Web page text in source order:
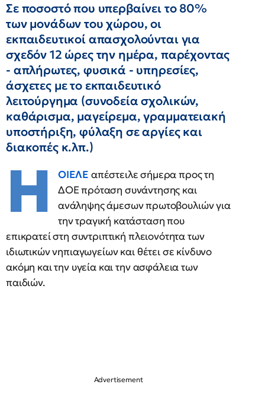
Σε ποσοστό που υπερβαίνει το 80%
των μονάδων του χώρου, οι
εκπαιδευτικοί απασχολούνται για
σχεδόν 12 ώρες την ημέρα, παρέχοντας
- απλήρωτες, φυσικά - υπηρεσίες,
άσχετες με το εκπαιδευτικό
λειτούργημα (συνοδεία σχολικών,
καθάρισμα, μαγείρεμα, γραμματειακή
υποστήριξη, φύλαξη σε αργίες και
διακοπές κ.λπ.)
Η ΟΙΕΛΕ απέστειλε σήμερα προς τη
ΔΟΕ πρόταση συνάντησης και
ανάληψης άμεσων πρωτοβουλιών για
την τραγική κατάσταση που
επικρατεί στη συντριπτική πλειονότητα των
ιδιωτικών νηπιαγωγείων και θέτει σε κίνδυνο
ακόμη και την υγεία και την ασφάλεια των
παιδιών.